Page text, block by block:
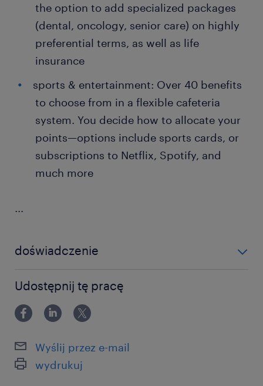
the option to add specialized packages
(dental, oncology, senior care) on highly
preferential terms, as well as life
insurance
sports & entertainment: Over 40 benefits
to choose from in a flexible cafeteria
system. You decide how to allocate your
points—options include sports cards, or
subscriptions to Netflix, Spotify, and
much more
...
doświadczenie
Udostępnij tę pracę
Wyślij przez e-mail
wydrukuj